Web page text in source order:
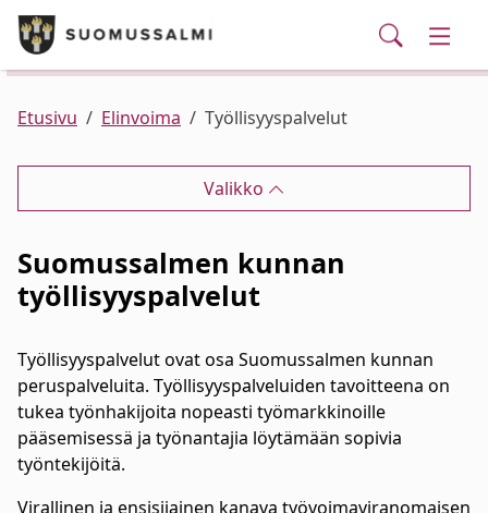
Siirry pääsisältöön
Puhelinluettelo/yhteystiedot
Palvelut
Ajankohtaista
Verkkokauppa
Haku
Kunta ja hallinto
Asuminen ja ympäristö
Varhaiskasvatus ja koulutus
Elinvoima
Kulttuuri, vapaa-aika ja nuoret
Etusivu Elinvoima Työllisyyspalvelut
Valikko
Suomussalmen kunnan
työllisyyspalvelut
Työllisyyspalvelut ovat osa Suomussalmen kunnan
peruspalveluita. Työllisyyspalveluiden tavoitteena on
tukea työnhakijoita nopeasti työmarkkinoille
pääsemisessä ja työnantajia löytämään sopivia
työntekijöitä.
Virallinen ja ensisijainen kanava työvoimaviranomaisen